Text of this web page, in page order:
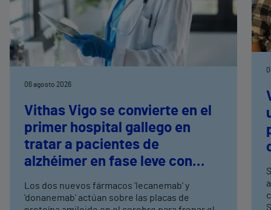
06 agosto 2026
Vithas Vigo se convierte en el
primer hospital gallego en
tratar a pacientes de
alzhéimer en fase leve con
terapias antiamiloide
Los dos nuevos fármacos 'lecanemab' y
'donanemab' actúan sobre las placas de